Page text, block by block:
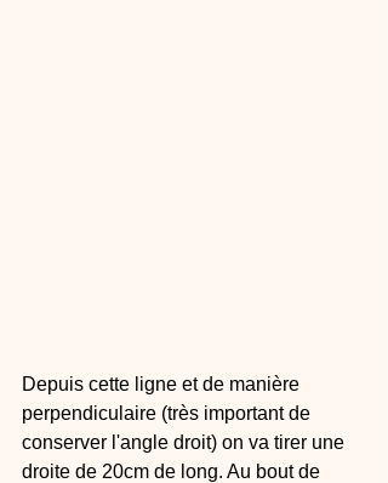
Depuis cette ligne et de manière
perpendiculaire (très important de
conserver l'angle droit) on va tirer une
droite de 20cm de long. Au bout de